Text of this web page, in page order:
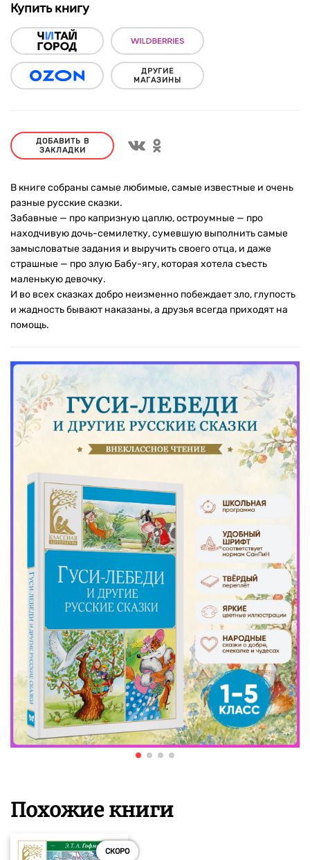
Купить книгу
ДРУГИЕ
МАГАЗИНЫ
ДОБАВИТЬ В
ЗАКЛАДКИ
В книге собраны самые любимые, самые известные и очень
разные русские сказки.
Забавные — про капризную цаплю, остроумные — про
находчивую дочь-семилетку, сумевшую выполнить самые
замысловатые задания и выручить своего отца, и даже
страшные — про злую Бабу-ягу, которая хотела съесть
маленькую девочку.
И во всех сказках добро неизменно побеждает зло, глупость
и жадность бывают наказаны, а друзья всегда приходят на
помощь.
Похожие книги
СКОРО